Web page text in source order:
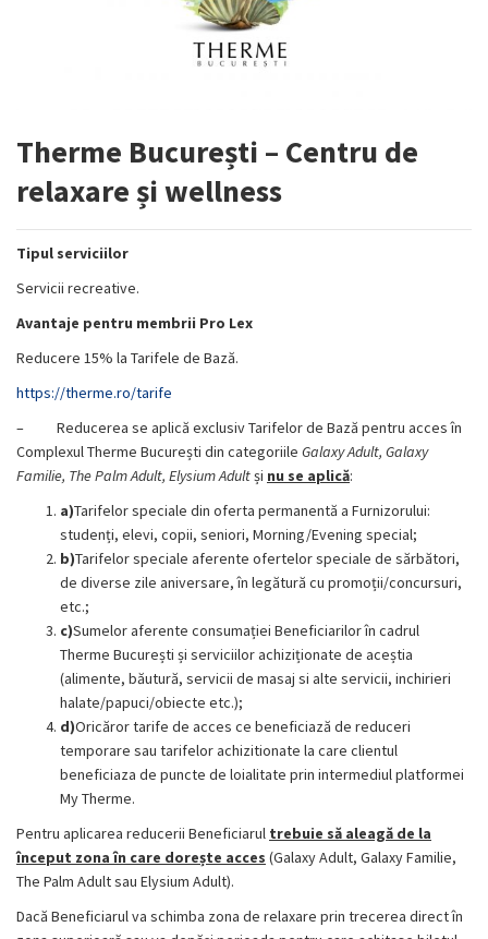
Therme București – Centru de
relaxare și wellness
Tipul serviciilor
Servicii recreative.
Avantaje pentru membrii Pro Lex
Reducere 15% la Tarifele de Bază.
https://therme.ro/tarife
–
Reducerea se aplică exclusiv Tarifelor de Bază pentru acces în
Complexul Therme București din categoriile Galaxy Adult, Galaxy
Familie, The Palm Adult, Elysium Adultși nu se aplică:
a)Tarifelor speciale din oferta permanentă a Furnizorului:
studenți, elevi, copii, seniori, Morning/Evening special;
b)Tarifelor speciale aferente ofertelor speciale de sărbători,
de diverse zile aniversare, în legătură cu promoții/concursuri,
etc.;
c)Sumelor aferente consumației Beneficiarilor în cadrul
Therme București și serviciilor achiziționate de aceștia
(alimente, băutură, servicii de masaj si alte servicii, inchirieri
halate/papuci/obiecte etc.);
d)Oricăror tarife de acces ce beneficiază de reduceri
temporare sau tarifelor achizitionate la care clientul
beneficiaza de puncte de loialitate prin intermediul platformei
My Therme.
Pentru aplicarea reducerii Beneficiarul trebuie să aleagă de la
început zona în care dorește acces (Galaxy Adult, Galaxy Familie,
The Palm Adult sau Elysium Adult).
Dacă Beneficiarul va schimba zona de relaxare prin trecerea direct în